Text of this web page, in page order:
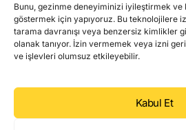
Bunu, gezinme deneyiminizi iyileştirmek
göstermek için yapıyoruz. Bu teknolojilere
tarama davranışı veya benzersiz kimlikler
olanak tanıyor. İzin vermemek veya izni
ve işlevleri olumsuz etkileyebilir.
Kabul Et
Gaming Coinleri
RWA Coinleri
DeFi Coinleri
DePIN Coinleri
Metaverse Coinleri